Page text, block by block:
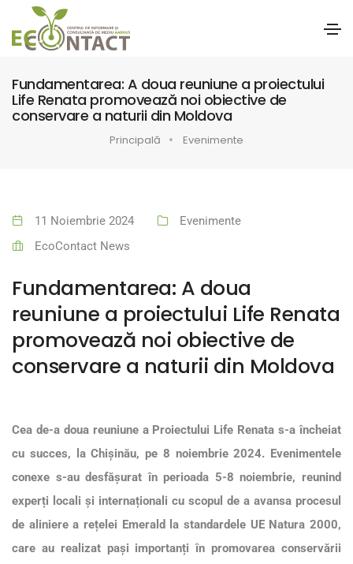
Fundamentarea: A doua reuniune a proiectului
Life Renata promovează noi obiective de
conservare a naturii din Moldova
Principală Evenimente
11 Noiembrie 2024
Evenimente
EcoContact News
Fundamentarea: A doua
reuniune a proiectului Life Renata
promovează noi obiective de
conservare a naturii din Moldova
Cea de-a doua reuniune a Proiectului Life Renata s-a încheiat
cu succes, la Chișinău, pe 8 noiembrie 2024. Evenimentele
conexe s-au desfășurat în perioada 5-8 noiembrie, reunind
experți locali și internaționali cu scopul de a avansa procesul
de aliniere a rețelei Emerald la standardele UE Natura 2000,
care au realizat pași importanți în promovarea conservării